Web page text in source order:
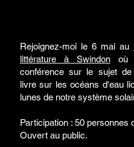
Rejoignez-moi le 6 mai au
littérature à Swindonoù
conférence sur le sujet
livre sur les océans d'eau
lunes de notre système
Participation : 50 personnes
Ouvert au public.